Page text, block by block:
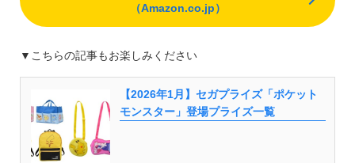
（Amazon.co.jp）
▼こちらの記事もお楽しみください
【2026年1月】セガプライズ「ポケット
モンスター」登場プライズ一覧